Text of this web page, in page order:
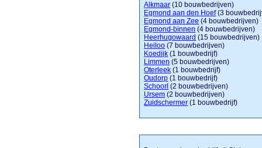
Alkmaar (10 bouwbedrijven)
Egmond aan den Hoef(3
Egmond aan Zee (4 bouwbedrijven)
Egmond-binnen (4 bouwbedrijven)
Heerhugowaard (15 bouwbedrijven)
Heiloo (7 bouwbedrijven)
Koedijk (1 bouwbedrijf)
Limmen (5 bouwbedrijven)
Oterleek (1 bouwbedrijf)
Oudorp (1 bouwbedrijf)
Schoorl (2 bouwbedrijven)
Ursem (2 bouwbedrijven)
Zuidschermer (1 bouwbedrijf)